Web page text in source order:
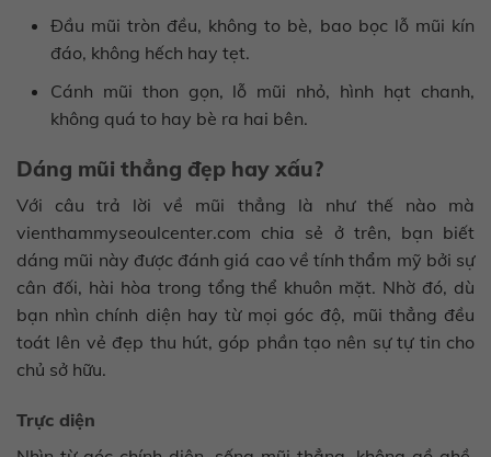
Đầu mũi tròn đều, không to bè, bao bọc lỗ mũi kín
đáo, không hếch hay tẹt.
Cánh mũi thon gọn, lỗ mũi nhỏ, hình hạt chanh,
không quá to hay bè ra hai bên.
Dáng mũi thẳng đẹp hay xấu?
Với câu trả lời về mũi thẳng là như thế nào mà
vienthammyseoulcenter.com chia sẻ ở trên, bạn biết
dáng mũi này được đánh giá cao về tính thẩm mỹ bởi sự
cân đối, hài hòa trong tổng thể khuôn mặt. Nhờ đó, dù
bạn nhìn chính diện hay từ mọi góc độ, mũi thẳng đều
toát lên vẻ đẹp thu hút, góp phần tạo nên sự tự tin cho
chủ sở hữu.
Trực diện